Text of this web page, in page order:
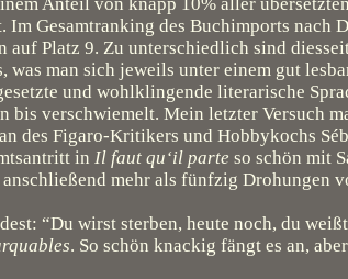
Gesamtranking des Buchimports nach
Platz 9. Zu unterschiedlich sind
was man sich jeweils unter einem gut
und wohlklingende literarische
bis verschwiemelt. Mein letzter Versuch
des Figaro-Kritikers und Hobbykochs
in Il faut qu‘il parte so schön mit
mehr als fünfzig Drohungen
“Du wirst sterben, heute noch, du
. So schön knackig fängt es an,